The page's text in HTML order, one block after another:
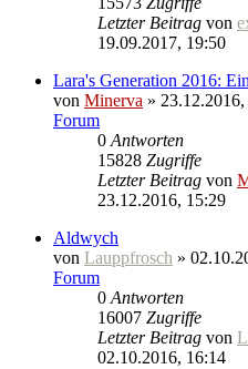
Letzter Beitrag von
19.09.2017, 19:50
Lara's Generation 2016:
von Minerva »
Forum
0 Antworten
15828 Zugriffe
Letzter Beitrag von
23.12.2016, 15:29
Aldwych
von Lauppfrosch »
Forum
0 Antworten
16007 Zugriffe
Letzter Beitrag von
02.10.2016, 16:14